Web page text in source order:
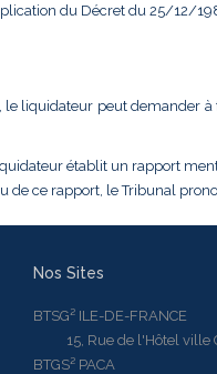
du Décret du 25/12/
le liquidateur peut demander
établit un rapport
de ce rapport, le Tribunal
Nos Sites
BTSG² ILE-DE-FRANCE
15, Rue de l'Hôtel ville
BTGS² PACA